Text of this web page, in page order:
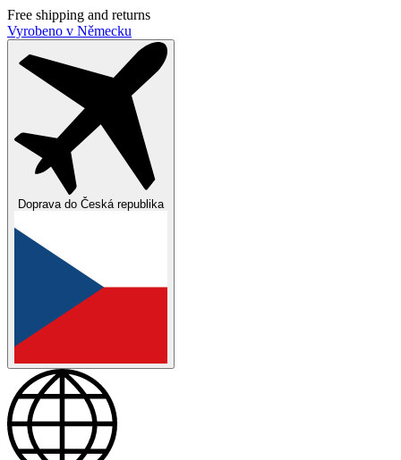
Free shipping and returns
Vyrobeno v Německu
Doprava do Česká republika